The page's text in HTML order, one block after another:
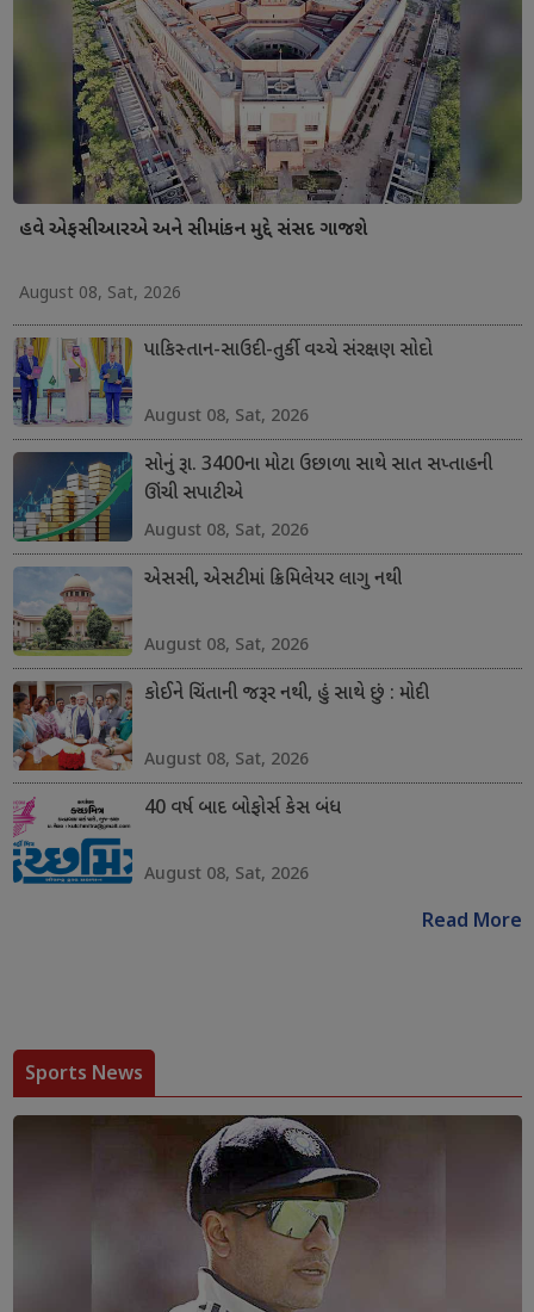
હવે એફસીઆરએ અને સીમાંકન મુદ્દે સંસદ ગાજશે
August 08, Sat, 2026
પાકિસ્તાન-સાઉદી-તુર્કી વચ્ચે સંરક્ષણ સોદો
August 08, Sat, 2026
સોનું રૂા. 3400ના મોટા ઉછાળા સાથે સાત સપ્તાહની
ઊંચી સપાટીએ
August 08, Sat, 2026
એસસી, એસટીમાં ક્રિમિલેયર લાગુ નથી
August 08, Sat, 2026
કોઈને ચિંતાની જરૂર નથી, હું સાથે છું : મોદી
August 08, Sat, 2026
40 વર્ષ બાદ બોફોર્સ કેસ બંધ
August 08, Sat, 2026
Read More
Sports News